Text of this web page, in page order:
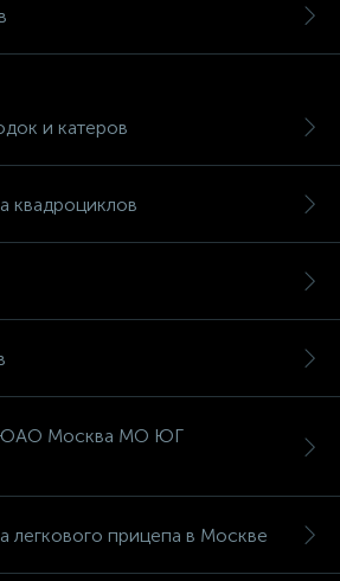
и катеров
квадроциклов
Москва МО ЮГ
легкового прицепа в Москве